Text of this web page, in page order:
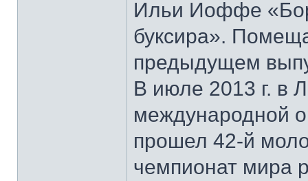
Ильи Иоффе
буксира».
предыдущем
В июле 2013 г. в
международной
прошел 42-й
чемпионат мира